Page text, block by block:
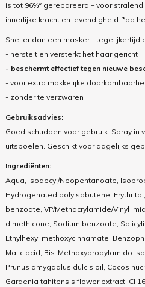
is tot 96%* gerepareerd – voor
innerlijke kracht en levendigheid. *op
Sneller dan een masker - tegelijkertijd
- herstelt en versterkt het haar gericht
- beschermt effectief tegen nieuwe
- voor extra makkelijke
- zonder te verzwaren
Gebruiksadvies:
Goed schudden voor gebruik. Spray in
uitspoelen. Geschikt voor dagelijks
Ingrediënten:
Aqua, Isodecyl/Neopentanoate,
Hydrogenated polyisobutene,
benzoate, VP/Methacrylamide/Vinyl
dimethicone, Sodium benzoate,
Ethylhexyl methoxycinnamate,
Malic acid, Bis-Methoxypropylamido
Prunus amygdalus dulcis oil, Cocos
Gardenia tahitensis flower extract, CI